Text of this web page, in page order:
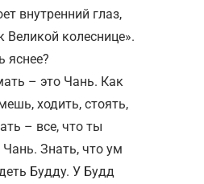
внутренний глаз,
Великой колеснице».
яснее?
– это Чань. Как
ходить, стоять,
– все, что ты
Знать, что ум
Будду. У Будд